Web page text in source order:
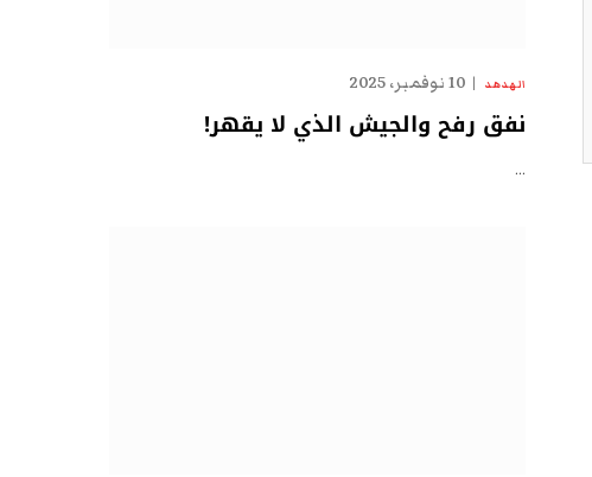
الهدهد 10 نوفمبر، 2025
نفق رفح والجيش الذي لا يقهر!
…